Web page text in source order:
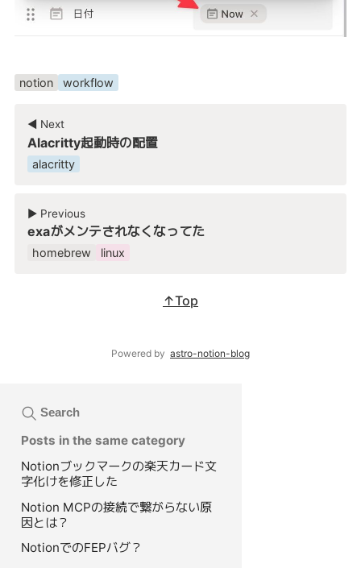
notion workflow
◀︎ Next
Alacritty起動時の配置
alacritty
▶︎ Previous
exaがメンテされなくなってた
homebrew linux
↑Top
Powered by astro-notion-blog
Search
Posts in the same category
Notionブックマークの楽天カード文
字化けを修正した
Notion MCPの接続で繋がらない原
因とは？
NotionでのFEPバグ？